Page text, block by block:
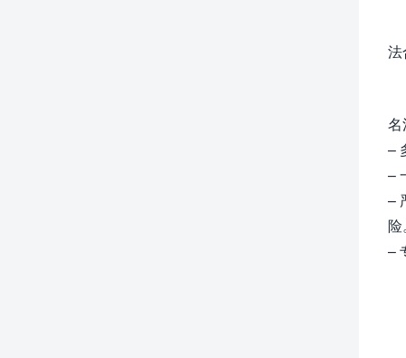
法
名
–
–
–
–